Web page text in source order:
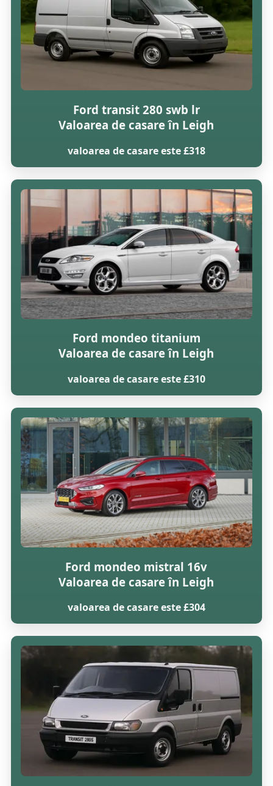
Ford transit 280 swb lr
Valoarea de casare în Leigh
valoarea de casare este £318
Ford mondeo titanium
Valoarea de casare în Leigh
valoarea de casare este £310
Ford mondeo mistral 16v
Valoarea de casare în Leigh
valoarea de casare este £304